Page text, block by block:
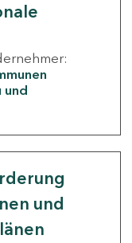
und
und